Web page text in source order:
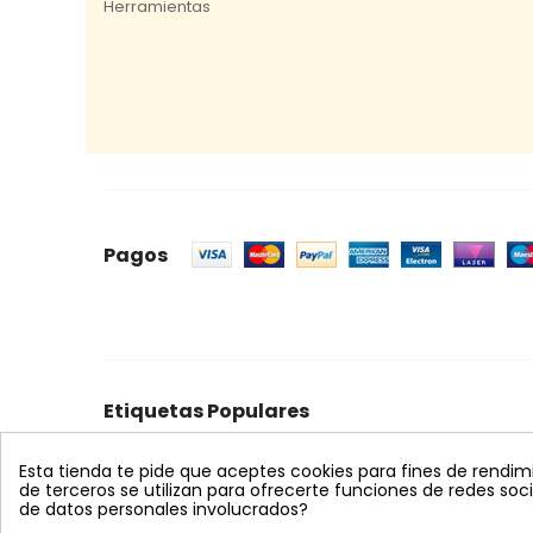
Herramientas
Pagos
Etiquetas Populares
celeste trampa cromática feromona
bombus terrestris
nematodos koppert azul
Esta tienda te pide que aceptes cookies para fines de
de terceros se utilizan para ofrecerte funciones de redes
de datos personales involucrados?